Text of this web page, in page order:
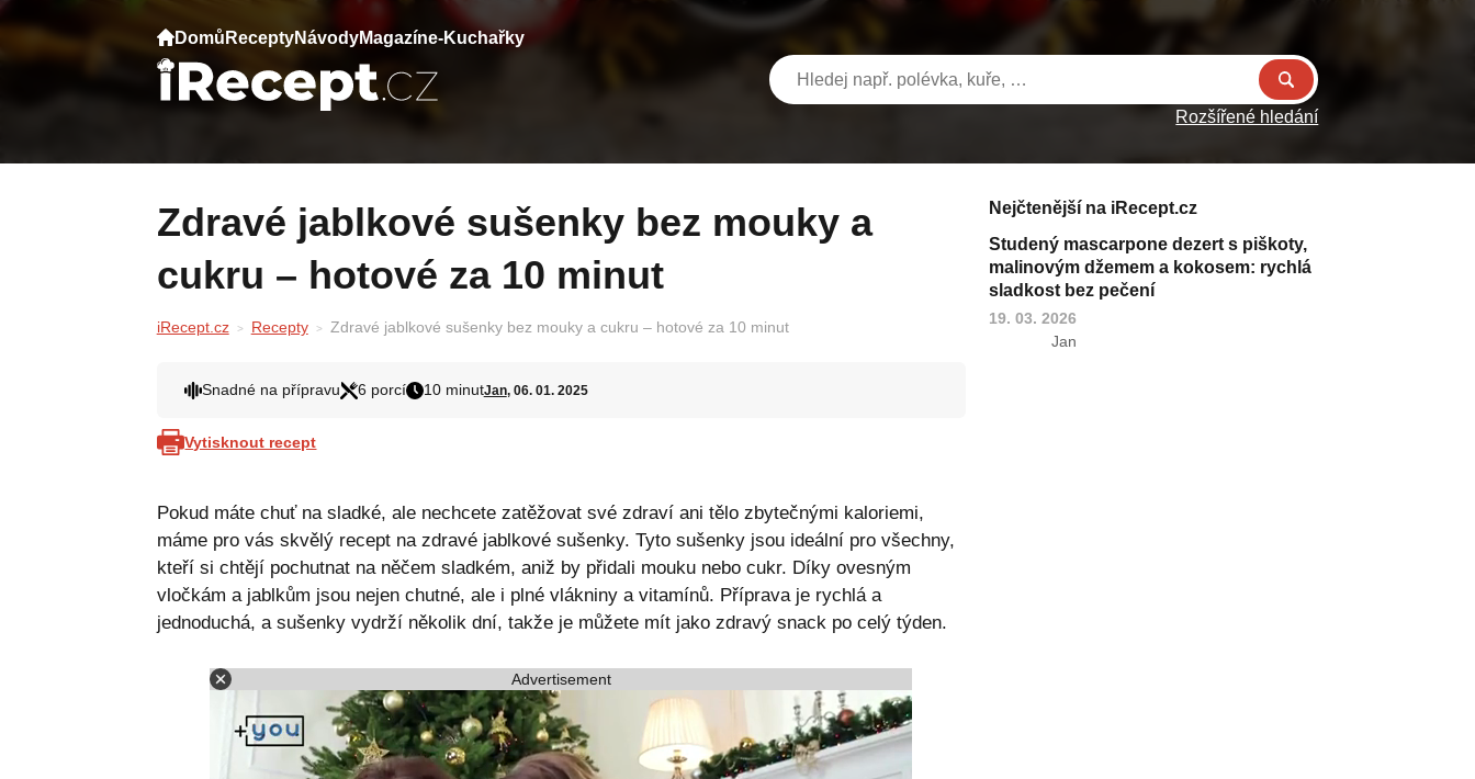
Domů ReceptyNávodyMagazíne-Kuchařky
Rozšířené hledání
Zdravé jablkové sušenky bez mouky a
cukru – hotové za 10 minut
iRecept.cz Recepty Zdravé jablkové sušenky bez mouky a cukru – hotové za 10 minut
Snadné na přípravu 6 porcí 10 minutJan, 06. 01. 2025
Vytisknout recept
Pokud máte chuť na sladké, ale nechcete zatěžovat své zdraví ani tělo zbytečnými kaloriemi,
máme pro vás skvělý recept na zdravé jablkové sušenky. Tyto sušenky jsou ideální pro všechny,
kteří si chtějí pochutnat na něčem sladkém, aniž by přidali mouku nebo cukr. Díky ovesným
vločkám a jablkům jsou nejen chutné, ale i plné vlákniny a vitamínů. Příprava je rychlá a
jednoduchá, a sušenky vydrží několik dní, takže je můžete mít jako zdravý snack po celý týden.
Advertisement
Nejčtenější na iRecept.cz
Studený mascarpone dezert s piškoty,
malinovým džemem a kokosem: rychlá
sladkost bez pečení
19. 03. 2026
Jan